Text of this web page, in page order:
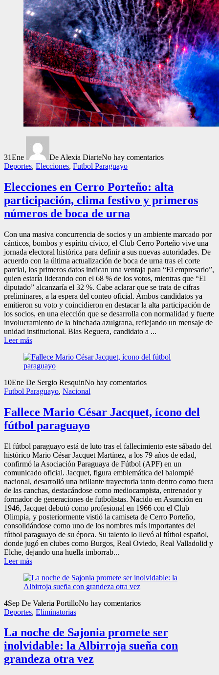
31Ene De Alexia DiarteNo hay comentarios
Deportes, Elecciones, Futbol Paraguayo
Elecciones en Cerro Porteño: alta
participación, clima festivo y primeros
números de boca de urna
Con una masiva concurrencia de socios y un ambiente marcado por
cánticos, bombos y espíritu cívico, el Club Cerro Porteño vive una
jornada electoral histórica para definir a sus nuevas autoridades. De
acuerdo con la última actualización de boca de urna tras el corte
parcial, los primeros datos indican una ventaja para “El empresario”,
quien estaría liderando con el 68 % de los votos, mientras que “El
diputado” alcanzaría el 32 %. Cabe aclarar que se trata de cifras
preliminares, a la espera del conteo oficial. Ambos candidatos ya
emitieron su voto y coincidieron en destacar la alta participación de
los socios, en una elección que se desarrolla con normalidad y fuerte
involucramiento de la hinchada azulgrana, reflejando un mensaje de
unidad institucional. Blas Reguera, candidato a ...
Leer más
10Ene De Sergio ResquinNo hay comentarios
Futbol Paraguayo, Nacional
Fallece Mario César Jacquet, ícono del
fútbol paraguayo
El fútbol paraguayo está de luto tras el fallecimiento este sábado del
histórico Mario César Jacquet Martínez, a los 79 años de edad,
confirmó la Asociación Paraguaya de Fútbol (APF) en un
comunicado oficial. Jacquet, figura emblemática del balompié
nacional, desarrolló una brillante trayectoria tanto dentro como fuera
de las canchas, destacándose como mediocampista, entrenador y
formador de generaciones de futbolistas. Nacido en Asunción en
1946, Jacquet debutó como profesional en 1966 con el Club
Olimpia, y posteriormente vistió la camiseta de Cerro Porteño,
consolidándose como uno de los nombres más importantes del
fútbol paraguayo de su época. Su talento lo llevó al fútbol español,
donde jugó en clubes como Burgos, Real Oviedo, Real Valladolid y
Elche, dejando una huella imborrab...
Leer más
4Sep De Valeria PortilloNo hay comentarios
Deportes, Eliminatorias
La noche de Sajonia promete ser
inolvidable: la Albirroja sueña con
grandeza otra vez